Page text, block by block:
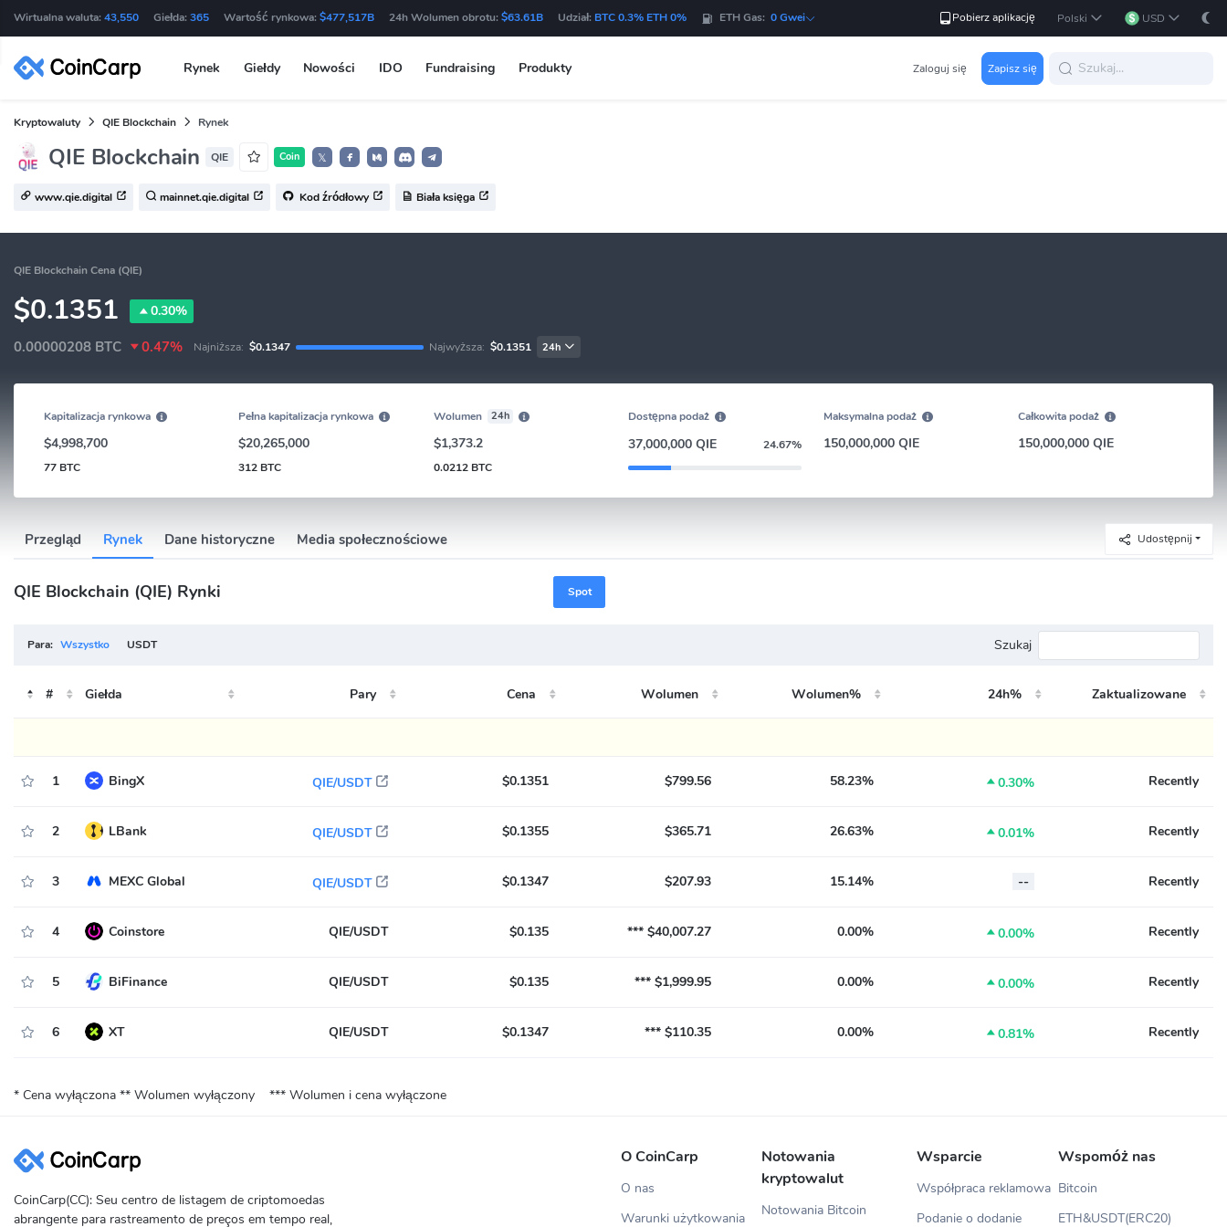
Wirtualna waluta: 43,550 Giełda: 365 Wartość rynkowa: $477,517B 24h Wolumen obrotu: $63.61B Udział: BTC 0.3% ETH 0% ETH Gas: 0 Gwei Pobierz aplikację Polski USD
Rynek Giełdy Nowości IDO Fundraising Produkty Zaloguj się Zapisz się
Kryptowaluty QIE Blockchain Rynek
QIE Blockchain QIE Coin 𝕏
www.qie.digital mainnet.qie.digital Kod źródłowy Biała księga
QIE Blockchain Cena (QIE)
$0.1351 0.30%
0.00000208 BTC 0.47% Najniższa: $0.1347 Najwyższa: $0.1351 24h
Kapitalizacja rynkowa
$4,998,700
77 BTC
Pełna kapitalizacja rynkowa
$20,265,000
312 BTC
Wolumen 24h
$1,373.2
0.0212 BTC
Dostępna podaż
37,000,000 QIE 24.67%
Maksymalna podaż
150,000,000 QIE
Całkowita podaż
150,000,000 QIE
Przegląd Rynek Dane historyczne Media społecznościowe Udostępnij
QIE Blockchain (QIE) Rynki Spot
Para: Wszystko USDT Szukaj
# Giełda Pary Cena Wolumen Wolumen% 24h% Zaktualizowane
1 BingX QIE/USDT $0.1351 $799.56 58.23% 0.30% Recently
2 LBank QIE/USDT $0.1355 $365.71 26.63% 0.01% Recently
3 MEXC Global QIE/USDT $0.1347 $207.93 15.14% -- Recently
4 Coinstore QIE/USDT $0.135 *** $40,007.27 0.00% 0.00% Recently
5 BiFinance QIE/USDT $0.135 *** $1,999.95 0.00% 0.00% Recently
6 XT QIE/USDT $0.1347 *** $110.35 0.00% 0.81% Recently
* Cena wyłączona ** Wolumen wyłączony *** Wolumen i cena wyłączone
CoinCarp(CC): Seu centro de listagem de criptomoedas
abrangente para rastreamento de preços em tempo real,
O CoinCarp
O nas
Warunki użytkowania
Notowania
kryptowalut
Notowania Bitcoin
Wsparcie
Współpraca reklamowa
Podanie o dodanie
Wspomóż nas
Bitcoin
ETH&USDT(ERC20)